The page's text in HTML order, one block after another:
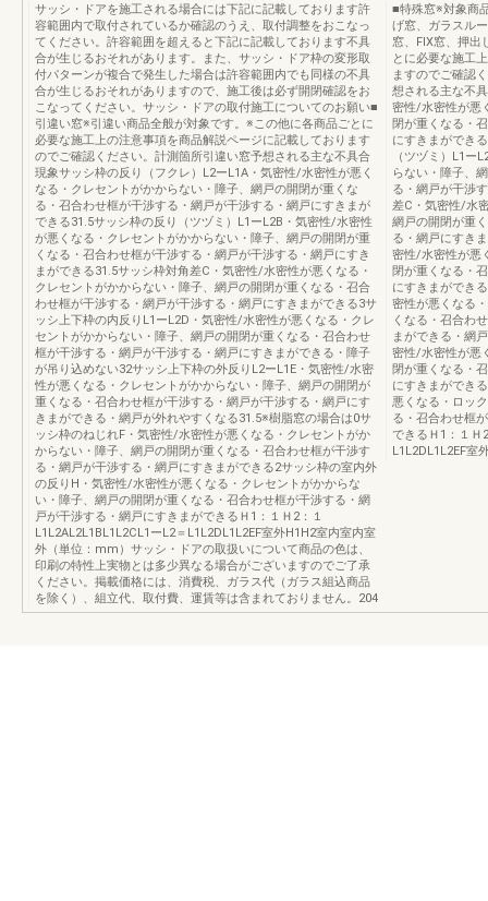
サッシ・ドアを施工される場合には下記に記載しております許
容範囲内で取付されているか確認のうえ、取付調整をおこなっ
てください。許容範囲を超えると下記に記載しております不具
合が生じるおそれがあります。また、サッシ・ドア枠の変形取
付パターンが複合で発生した場合は許容範囲内でも同様の不具
合が生じるおそれがありますので、施工後は必ず開閉確認をお
こなってください。サッシ・ドアの取付施工についてのお願い■
引違い窓※引違い商品全般が対象です。※この他に各商品ごとに
必要な施工上の注意事項を商品解説ページに記載しております
のでご確認ください。計測箇所引違い窓予想される主な不具合
現象サッシ枠の反り（フクレ）L2ーL1A・気密性/水密性が悪く
なる・クレセントがかからない・障子、網戸の開閉が重くな
る・召合わせ框が干渉する・網戸が干渉する・網戸にすきまが
できる31.5サッシ枠の反り（ツヅミ）L1ーL2B・気密性/水密性
が悪くなる・クレセントがかからない・障子、網戸の開閉が重
くなる・召合わせ框が干渉する・網戸が干渉する・網戸にすき
まができる31.5サッシ枠対角差C・気密性/水密性が悪くなる・
クレセントがかからない・障子、網戸の開閉が重くなる・召合
わせ框が干渉する・網戸が干渉する・網戸にすきまができる3サ
ッシ上下枠の内反りL1ーL2D・気密性/水密性が悪くなる・クレ
セントがかからない・障子、網戸の開閉が重くなる・召合わせ
框が干渉する・網戸が干渉する・網戸にすきまができる・障子
が吊り込めない32サッシ上下枠の外反りL2ーL1E・気密性/水密
性が悪くなる・クレセントがかからない・障子、網戸の開閉が
重くなる・召合わせ框が干渉する・網戸が干渉する・網戸にす
きまができる・網戸が外れやすくなる31.5※樹脂窓の場合は0サ
ッシ枠のねじれF・気密性/水密性が悪くなる・クレセントがか
からない・障子、網戸の開閉が重くなる・召合わせ框が干渉す
る・網戸が干渉する・網戸にすきまができる2サッシ枠の室内外
の反りH・気密性/水密性が悪くなる・クレセントがかからな
い・障子、網戸の開閉が重くなる・召合わせ框が干渉する・網
戸が干渉する・網戸にすきまができるＨ1：１Ｈ2：１
L1L2AL2L1BL1L2CL1ーL2＝L1L2DL1L2EF室外H1H2室内室内室
外（単位：mm）サッシ・ドアの取扱いについて商品の色は、
印刷の特性上実物とは多少異なる場合がございますのでご了承
ください。掲載価格には、消費税、ガラス代（ガラス組込商品
を除く）、組立代、取付費、運賃等は含まれておりません。204
■特殊窓※対象商
げ窓、ガラスル
窓、FIX窓、押出
とに必要な施工
ますのでご確認
想される主な不
密性/水密性が悪
閉が重くなる・
にすきまができ
（ツヅミ）L1ー
らない・障子、
る・網戸が干渉
差C・気密性/水
網戸の開閉が重
る・網戸にすき
密性/水密性が悪
閉が重くなる・
にすきまができ
密性が悪くなる
くなる・召合わ
まができる・網
密性/水密性が悪
閉が重くなる・
にすきまができ
悪くなる・ロッ
る・召合わせ框
できるＨ1：１Ｈ
L1L2DL1L2EF室